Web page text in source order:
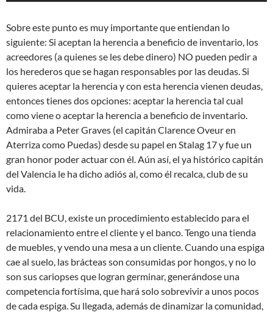
Sobre este punto es muy importante que entiendan lo
siguiente: Si aceptan la herencia a beneficio de inventario, los
acreedores (a quienes se les debe dinero) NO pueden pedir a
los herederos que se hagan responsables por las deudas. Si
quieres aceptar la herencia y con esta herencia vienen deudas,
entonces tienes dos opciones: aceptar la herencia tal cual
como viene o aceptar la herencia a beneficio de inventario.
Admiraba a Peter Graves (el capitán Clarence Oveur en
Aterriza como Puedas) desde su papel en Stalag 17 y fue un
gran honor poder actuar con él. Aún así, el ya histórico capitán
del Valencia le ha dicho adiós al, como él recalca, club de su
vida.
2171 del BCU, existe un procedimiento establecido para el
relacionamiento entre el cliente y el banco. Tengo una tienda
de muebles, y vendo una mesa a un cliente. Cuando una espiga
cae al suelo, las brácteas son consumidas por hongos, y no lo
son sus cariopses que logran germinar, generándose una
competencia fortísima, que hará solo sobrevivir a unos pocos
de cada espiga. Su llegada, además de dinamizar la comunidad,